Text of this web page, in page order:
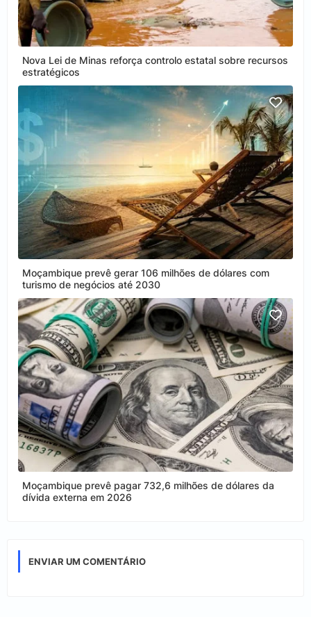
Nova Lei de Minas reforça controlo estatal sobre recursos
estratégicos
Moçambique prevê gerar 106 milhões de dólares com
turismo de negócios até 2030
Moçambique prevê pagar 732,6 milhões de dólares da
dívida externa em 2026
ENVIAR UM COMENTÁRIO